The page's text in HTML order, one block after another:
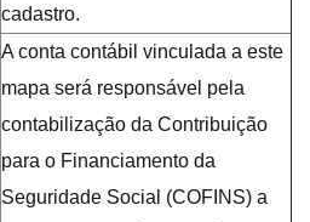
cadastro.
A conta contábil vinculada a este
mapa será responsável pela
contabilização da Contribuição
para o Financiamento da
Seguridade Social (COFINS) a